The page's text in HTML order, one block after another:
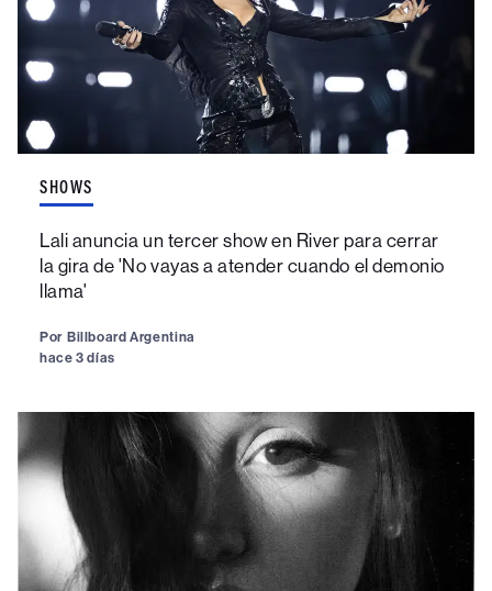
SHOWS
Lali anuncia un tercer show en River para cerrar
la gira de 'No vayas a atender cuando el demonio
llama'
Por Billboard Argentina
hace 3 días